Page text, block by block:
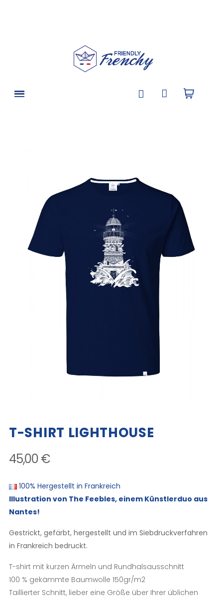
T-SHIRT LIGHTHOUSE
45,00 €
100% Hergestellt in Frankreich
Illustration von The Feebles, einem Künstlerduo aus
Nantes!
Gestrickt, gefärbt, hergestellt und im Siebdruckverfahren
in Frankreich bedruckt.
T-shirt mit kurzen Ärmeln und Rundhalsausschnitt
100 % gekämmte Baumwolle 150gr/m2
Taillierter Schnitt, lieber eine Größe über Ihrer üblichen